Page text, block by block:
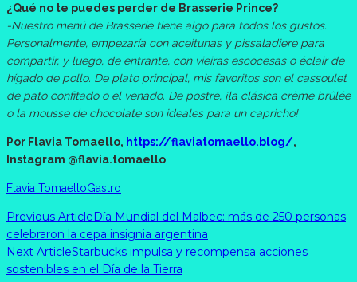
¿Qué no te puedes perder de Brasserie Prince?
-Nuestro menú de Brasserie tiene algo para todos los gustos.
Personalmente, empezaría con aceitunas y pissaladiere para
compartir, y luego, de entrante, con vieiras escocesas o éclair de
hígado de pollo. De plato principal, mis favoritos son el cassoulet
de pato confitado o el venado. De postre, ¡la clásica crème brûlée
o la mousse de chocolate son ideales para un capricho!
Por Flavia Tomaello, https://flaviatomaello.blog/,
Instagram @flavia.tomaello
Flavia TomaelloGastro
Previous ArticleDía Mundial del Malbec: más de 250 personas
celebraron la cepa insignia argentina
Next ArticleStarbucks impulsa y recompensa acciones
sostenibles en el Día de la Tierra